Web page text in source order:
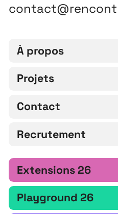
À propos
Projets
Contact
Recrutement
Extensions 26
Playground 26